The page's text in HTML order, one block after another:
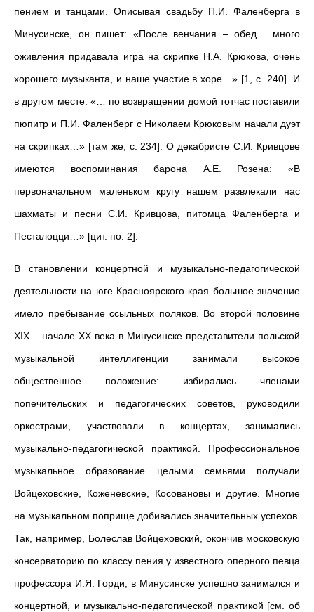
пением и танцами. Описывая свадьбу П.И. Фаленберга в
Минусинске, он пишет: «После венчания – обед… много
оживления придавала игра на скрипке Н.А. Крюкова, очень
хорошего музыканта, и наше участие в хоре…» [1, с. 240]. И
в другом месте: «… по возвращении домой тотчас поставили
пюпитр и П.И. Фаленберг с Николаем Крюковым начали дуэт
на скрипках…» [там же, с. 234]. О декабристе С.И. Кривцове
имеются воспоминания барона А.Е. Розена: «В
первоначальном маленьком кругу нашем развлекали нас
шахматы и песни С.И. Кривцова, питомца Фаленберга и
Песталоцци…» [цит. по: 2].
В становлении концертной и музыкально-педагогической
деятельности на юге Красноярского края большое значение
имело пребывание ссыльных поляков. Во второй половине
XIX – начале XX века в Минусинске представители польской
музыкальной интеллигенции занимали высокое
общественное положение: избирались членами
попечительских и педагогических советов, руководили
оркестрами, участвовали в концертах, занимались
музыкально-педагогической практикой. Профессиональное
музыкальное образование целыми семьями получали
Войцеховские, Коженевские, Косовановы и другие. Многие
на музыкальном поприще добивались значительных успехов.
Так, например, Болеслав Войцеховский, окончив московскую
консерваторию по классу пения у известного оперного певца
профессора И.Я. Горди, в Минусинске успешно занимался и
концертной, и музыкально-педагогической практикой [см. об